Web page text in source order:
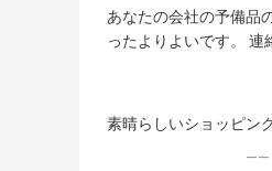
あなたの会社の予備品
ったよりよいです。 連
素晴らしいショッピン
——